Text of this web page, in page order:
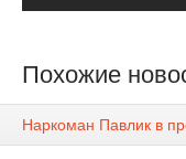
Похожие
Наркоман Павлик в